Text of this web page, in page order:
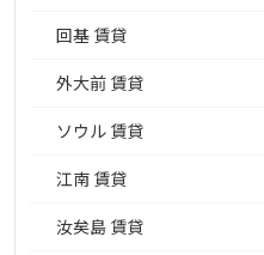
回基 賃貸
外大前 賃貸
ソウル 賃貸
江南 賃貸
汝矣島 賃貸